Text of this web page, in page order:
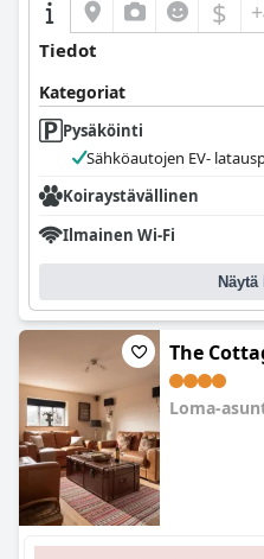
$
Tiedot
Kategoriat
Pysäköinti
Sähköautojen EV-
Koiraystävällinen
Ilmainen Wi-Fi
The
Loma-